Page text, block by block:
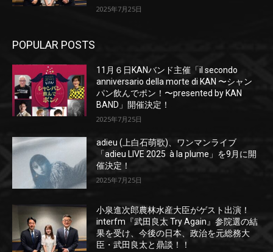
2025年7月25日
POPULAR POSTS
11月６日KANバンド主催「il secondo
anniversario della morte di KAN 〜シャン
パン飲んでポン！〜presented by KAN
BAND」開催決定！
2025年7月25日
adieu (上白石萌歌)、ワンマンライブ
「adieu LIVE 2025 à la plume」を9月に開
催決定！
2025年7月25日
小泉進次郎農林水産大臣がゲスト出演！
interfm『武田良太 Try Again』参院選の結
果を受け、今後の日本、政治を元総務大
臣・武田良太と鼎談！！